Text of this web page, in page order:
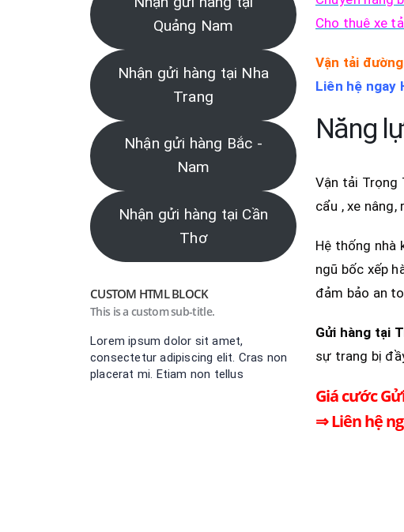
Cho thuê xe
Vận tải
Liên hệ ngay
Năng
Vận tải Trọng
cẩu , xe
Hệ thống nhà
ngũ bốc xếp
đảm bảo an
Gửi hàng tại
sự trang bị
Giá cước
⇒ Liên hệ
Quảng Nam
Nhận gửi hàng tại Nha
Trang
Nhận gửi hàng Bắc -
Nam
Nhận gửi hàng tại Cần
Thơ
CUSTOM HTML BLOCK
This is a custom sub-title.
Lorem ipsum dolor sit amet,
consectetur adipiscing elit. Cras non
placerat mi. Etiam non tellus